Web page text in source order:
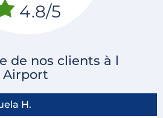
4.8/5
de nos clients à l
Airport
H.